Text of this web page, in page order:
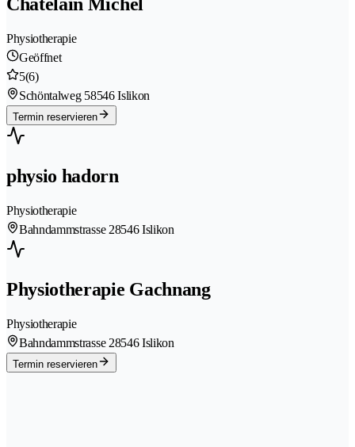
Chatelain Michel
Physiotherapie
Geöffnet
5(6)
Schöntalweg 58546 Islikon
Termin reservieren
physio hadorn
Physiotherapie
Bahndammstrasse 28546 Islikon
Physiotherapie Gachnang
Physiotherapie
Bahndammstrasse 28546 Islikon
Termin reservieren